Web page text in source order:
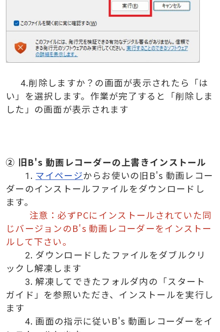
4.削除しますか？の画面が表示されたら「は
い」を選択します。 作業が完了すると「削除しま
した」の画面が表示されます
② 旧B's 動画レコーダーの上書きインストール
1. マイページからお使いの旧B's 動画レコー
ダーのインストールファイルをダウンロードし
ます。
注意：必ずPCにインストールされていた同
じバージョンのB's 動画レコーダーをインストー
ルして下さい。
2. ダウンロードしたファイルをダブルクリ
ックし解凍します
3. 解凍してできたフォルダ内の「スタート
ガイド」を参照いただき、インストールを実行し
ます
4. 画面の指示に従いB's 動画レコーダーをイ